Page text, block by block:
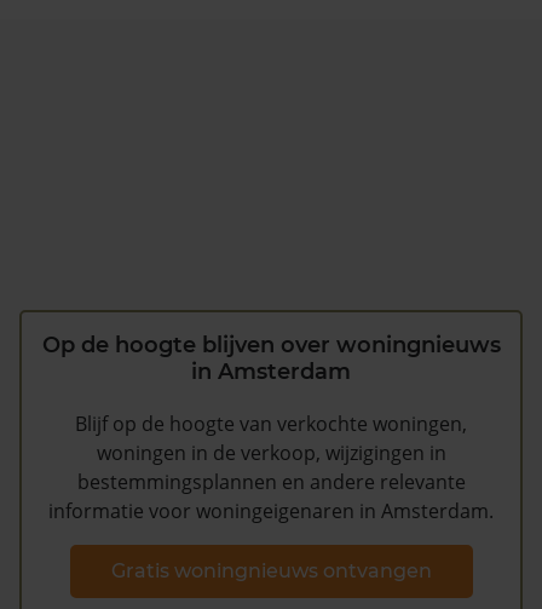
Op de hoogte blijven over woningnieuws
in Amsterdam
Blijf op de hoogte van verkochte woningen,
woningen in de verkoop, wijzigingen in
bestemmingsplannen en andere relevante
informatie voor woningeigenaren in Amsterdam.
Gratis woningnieuws ontvangen